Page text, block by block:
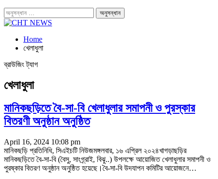
Home
খেলাধুলা
ব্রাউজিং ট্যাগ
খেলাধুলা
মানিকছড়িতে বৈ-সা-বি খেলাধুলার সমাপনী ও পুরস্কার
বিতরণী অনুষ্ঠান অনুষ্ঠিত
April 16, 2024 10:08 pm
মানিকছড়ি প্রতিনিধি, সিএইচটি নিউজমঙ্গলবার, ১৬ এপ্রিল ২০২৪খাগড়াছড়ির
মানিকছড়িতে বৈ-সা-বি (বৈসু, সাংগ্র্রাই, বিঝু..) উপলক্ষে আয়োজিত খেলাধুলার সমাপনী ও
পুরষ্কার বিতরণ অনুষ্ঠান অনুষ্ঠিত হয়েছে।বৈ-সা-বি উদযাপন কমিটির আয়োজনে…